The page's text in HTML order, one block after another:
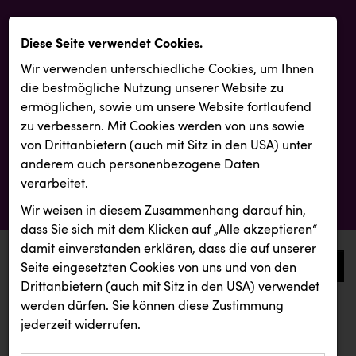
0
aktuelle aussendungen
aktuelle aussendungen
Diese Seite verwendet Cookies.
Wir verwenden unterschiedliche Cookies, um Ihnen
die best­mögliche Nutzung unserer Website zu
ermöglichen, sowie um unsere Website fortlaufend
zu verbessern. Mit Cookies werden von uns sowie
von Drittanbietern (auch mit Sitz in den USA) unter
anderem auch personenbezogene Daten
verarbeitet.
Wir weisen in diesem Zusammenhang darauf hin,
dass Sie sich mit dem Klicken auf „Alle akzeptieren“
damit ein­ver­standen erklären, dass die auf unserer
Seite eingesetzten Cookies von uns und von den
Drittanbietern (auch mit Sitz in den USA) verwendet
werden dürfen. Sie können diese Zustimmung
jederzeit widerrufen.